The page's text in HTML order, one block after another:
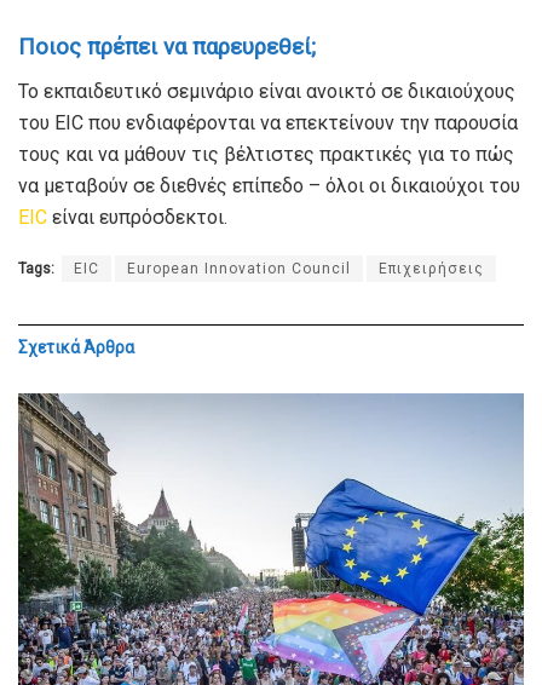
Ποιος πρέπει να παρευρεθεί;
Το εκπαιδευτικό σεμινάριο είναι ανοικτό σε δικαιούχους
του EIC που ενδιαφέρονται να επεκτείνουν την παρουσία
τους και να μάθουν τις βέλτιστες πρακτικές για το πώς
να μεταβούν σε διεθνές επίπεδο – όλοι οι δικαιούχοι του
EIC είναι ευπρόσδεκτοι.
Tags: EIC European Innovation Council Επιχειρήσεις
ΣχετικάΆρθρα